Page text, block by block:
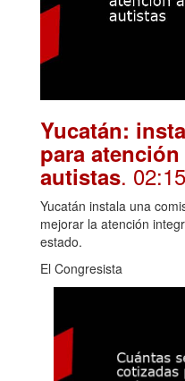
Yucatán:
para
autistas. 02:15
Yucatán instala una
mejorar la atención
estado.
El Congresista